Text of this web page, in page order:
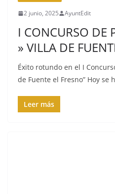
2 junio, 2025 AyuntEdit
I CONCURSO DE
» VILLA DE
Éxito rotundo en el I
de Fuente el Fresno” Hoy se
Leer más